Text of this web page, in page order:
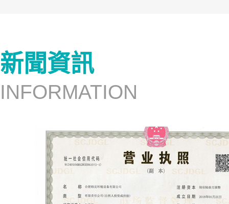
新聞資訊
INFORMATION